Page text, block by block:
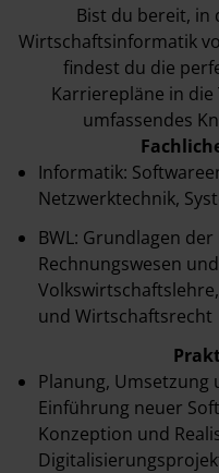
Bist du bereit, in
Wirtschaftsinformatik
findest du die
Karrierepläne in
umfassendes
Informatik:
Netzwerktechnik,
BWL: Grundlagen
Rechnungswesen
und Wirtschaftsrecht
Planung,
Einführung neuer
Konzeption und